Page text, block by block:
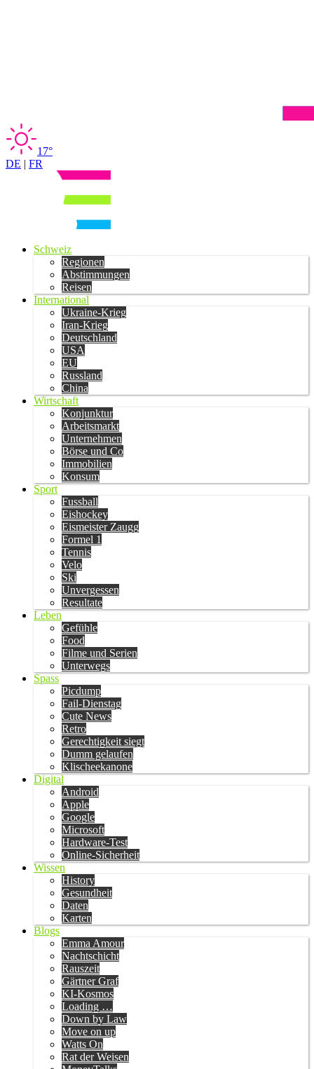
17°
DE | FR
Schweiz
Regionen
Abstimmungen
Reisen
International
Ukraine-Krieg
Iran-Krieg
Deutschland
USA
EU
Russland
China
Wirtschaft
Konjunktur
Arbeitsmarkt
Unternehmen
Börse und Co
Immobilien
Konsum
Sport
Fussball
Eishockey
Eismeister Zaugg
Formel 1
Tennis
Velo
Ski
Unvergessen
Resultate
Leben
Gefühle
Food
Filme und Serien
Unterwegs
Spass
Picdump
Fail-Dienstag
Cute News
Retro
Gerechtigkeit siegt
Dumm gelaufen
Klischeekanone
Digital
Android
Apple
Google
Microsoft
Hardware-Test
Online-Sicherheit
Wissen
History
Gesundheit
Daten
Karten
Blogs
Emma Amour
Nachtschicht
Rauszeit
Gärtner Graf
KI-Kosmos
Loading …
Down by Law
Move on up
Watts On
Rat der Weisen